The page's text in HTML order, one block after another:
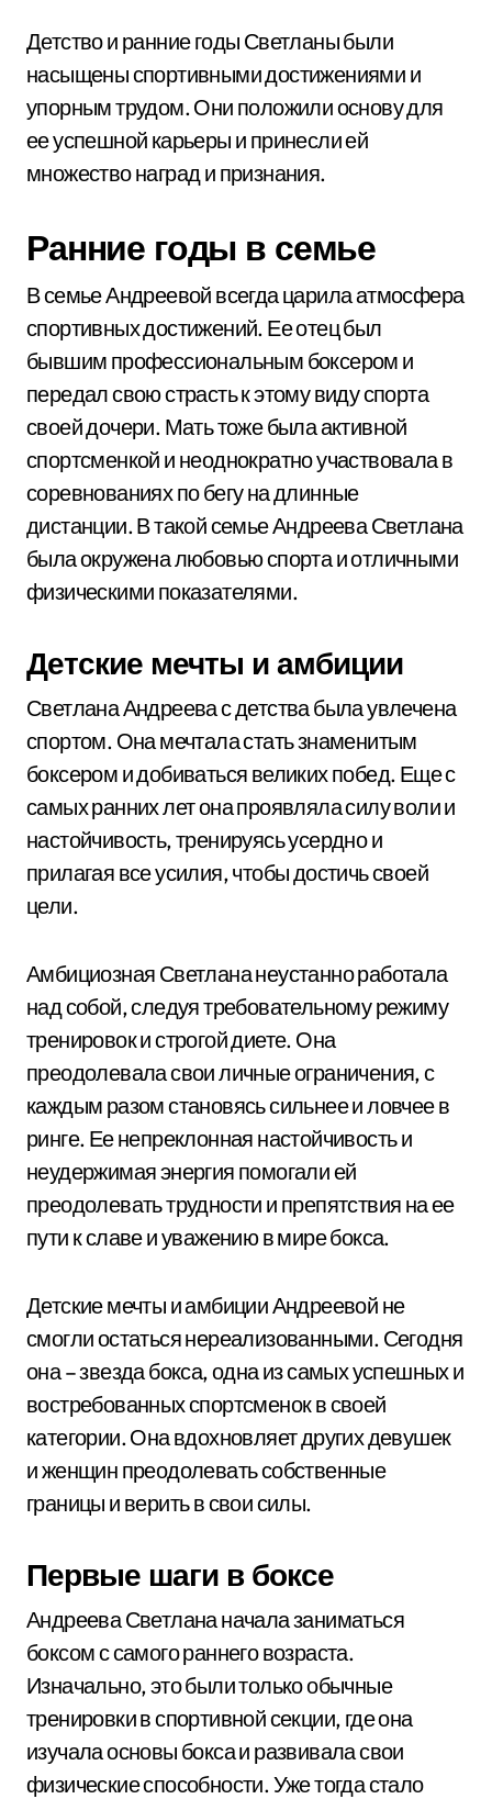
Детство и ранние годы Светланы были
насыщены спортивными достижениями и
упорным трудом. Они положили основу для
ее успешной карьеры и принесли ей
множество наград и признания.
Ранние годы в семье
В семье Андреевой всегда царила атмосфера
спортивных достижений. Ее отец был
бывшим профессиональным боксером и
передал свою страсть к этому виду спорта
своей дочери. Мать тоже была активной
спортсменкой и неоднократно участвовала в
соревнованиях по бегу на длинные
дистанции. В такой семье Андреева Светлана
была окружена любовью спорта и отличными
физическими показателями.
Детские мечты и амбиции
Светлана Андреева с детства была увлечена
спортом. Она мечтала стать знаменитым
боксером и добиваться великих побед. Еще с
самых ранних лет она проявляла силу воли и
настойчивость, тренируясь усердно и
прилагая все усилия, чтобы достичь своей
цели.
Амбициозная Светлана неустанно работала
над собой, следуя требовательному режиму
тренировок и строгой диете. Она
преодолевала свои личные ограничения, с
каждым разом становясь сильнее и ловчее в
ринге. Ее непреклонная настойчивость и
неудержимая энергия помогали ей
преодолевать трудности и препятствия на ее
пути к славе и уважению в мире бокса.
Детские мечты и амбиции Андреевой не
смогли остаться нереализованными. Сегодня
она – звезда бокса, одна из самых успешных и
востребованных спортсменок в своей
категории. Она вдохновляет других девушек
и женщин преодолевать собственные
границы и верить в свои силы.
Первые шаги в боксе
Андреева Светлана начала заниматься
боксом с самого раннего возраста.
Изначально, это были только обычные
тренировки в спортивной секции, где она
изучала основы бокса и развивала свои
физические способности. Уже тогда стало